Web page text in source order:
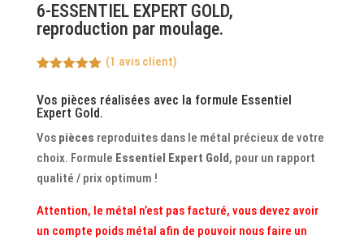
6-ESSENTIEL EXPERT GOLD,
reproduction par moulage.
sur 5
basé sur
notation
(1 avis client)
Vos pièces réalisées avec la formule Essentiel
Expert Gold.
Vos pièces reproduites dans le métal précieux de votre
choix. Formule Essentiel Expert Gold, pour un rapport
qualité / prix optimum !
Attention, le métal n’est pas facturé, vous devez avoir
un compte poids métal afin de pouvoir nous faire un